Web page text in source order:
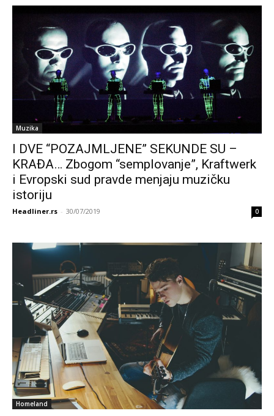
Muzika
I DVE “POZAJMLJENE” SEKUNDE SU –
KRAĐA… Zbogom “semplovanje”, Kraftwerk
i Evropski sud pravde menjaju muzičku
istoriju
Headliner.rs - 30/07/2019 0
Homeland